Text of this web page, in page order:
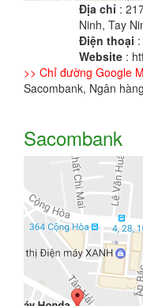
Địa chỉ :
Ninh, Tay
Điện thoại
Website :
>> Chỉ đường Google
Sacombank, Ngân
Sacombank